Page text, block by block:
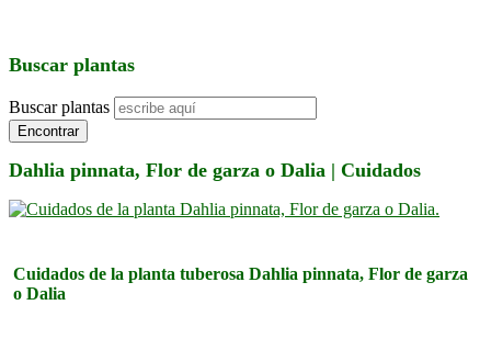
Buscar plantas
Buscar plantas
Encontrar
Dahlia pinnata, Flor de garza o Dalia | Cuidados
Cuidados de la planta tuberosa Dahlia pinnata, Flor de garza
o Dalia